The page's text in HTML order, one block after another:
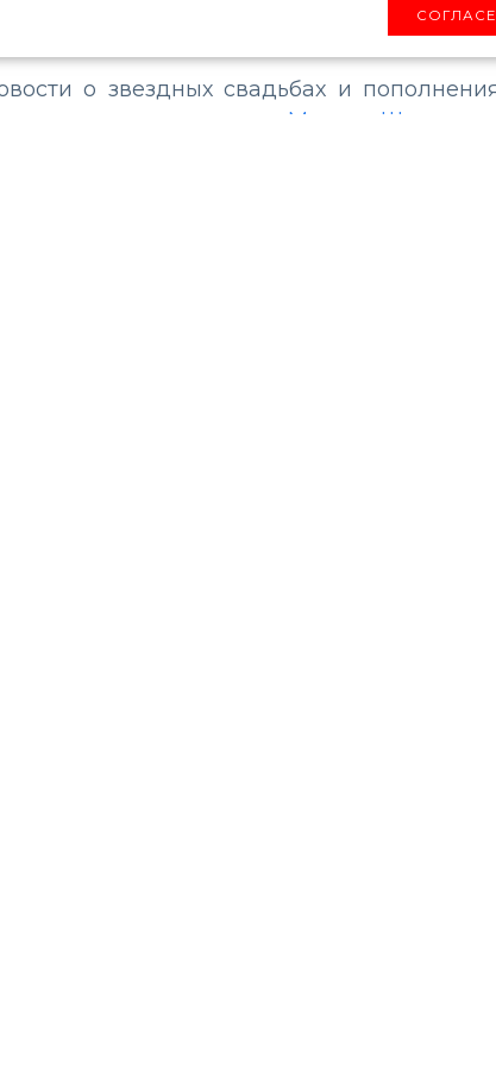
о звездных свадьбах и
помолвку теннисистки Марии